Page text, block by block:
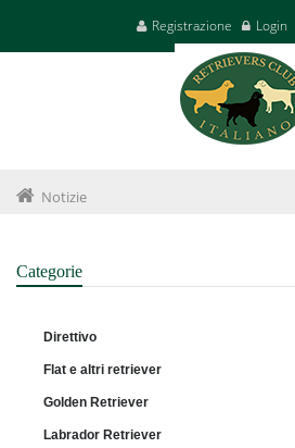
Registrazione Login
Notizie
Categorie
Direttivo
Flat e altri retriever
Golden Retriever
Labrador Retriever